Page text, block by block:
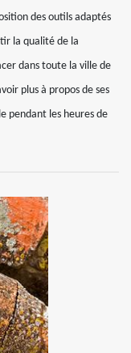
des outils adaptés
la qualité de la
dans toute la ville de
plus à propos de ses
pendant les heures de